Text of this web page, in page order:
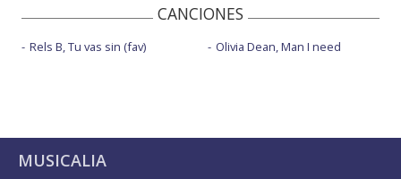
CANCIONES
Rels B, Tu vas sin (fav) Olivia Dean, Man I need
MUSICALIA